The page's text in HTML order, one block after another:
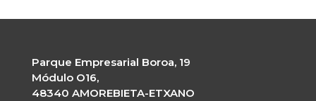
Parque Empresarial Boroa, 19
Módulo O16,
48340 AMOREBIETA-ETXANO